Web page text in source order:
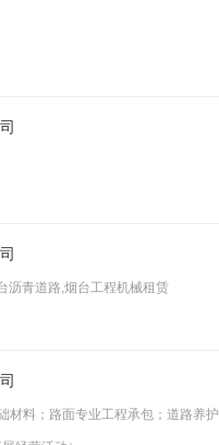
沥青道路,烟台工程机械租赁
材料；路面专业工程承包；道路养